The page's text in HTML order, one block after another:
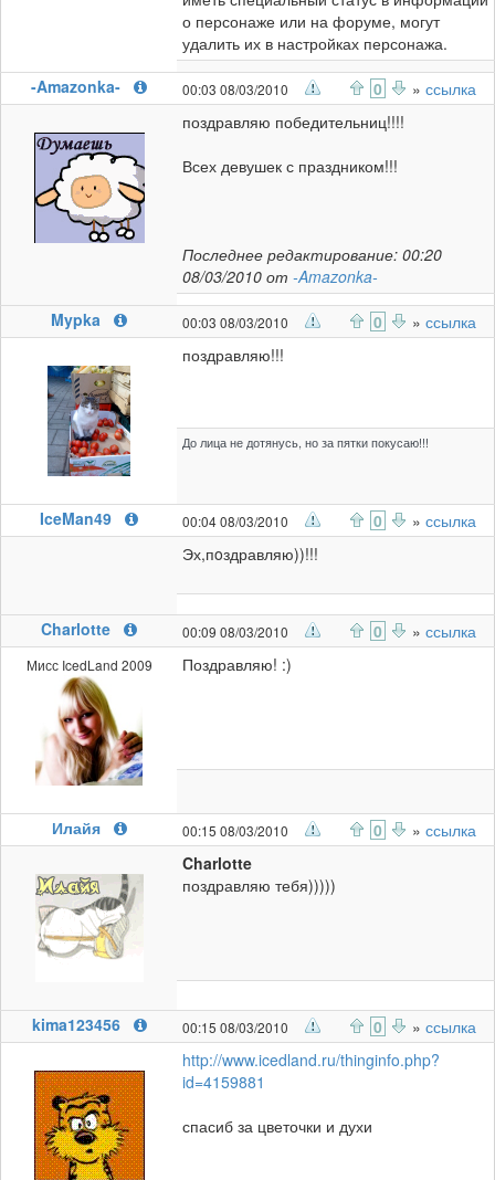
о персонаже или на форуме, могут
удалить их в настройках персонажа.
-Amazonka-
00:03 08/03/2010 0 » ссылка
поздравляю победительниц!!!!
Всех девушек с праздником!!!
Последнее редактирование: 00:20
08/03/2010 от -Amazonka-
Mypka
00:03 08/03/2010 0 » ссылка
поздравляю!!!
До лица не дотянусь, но за пятки покусаю!!!
IceMan49 00:04 08/03/2010 0 » ссылка
Эх,пoздравляю))!!!
Charlotte 00:09 08/03/2010 0 » ссылка
Мисс IcedLand 2009 Поздравляю! :)
Илайя 00:15 08/03/2010 0 » ссылка
Charlotte
поздравляю тебя)))))
kima123456 00:15 08/03/2010 0 » ссылка
http://www.icedland.ru/thinginfo.php?
id=4159881
спасиб за цветочки и духи